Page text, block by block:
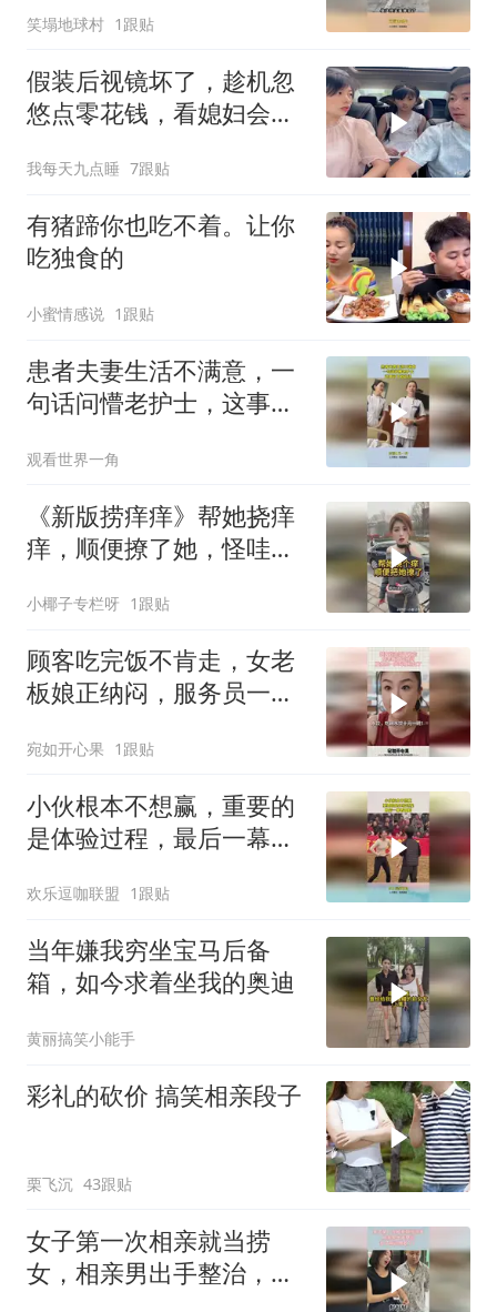
笑塌地球村 1跟贴
假装后视镜坏了，趁机忽
悠点零花钱，看媳妇会不
我每天九点睡 7跟贴
有猪蹄你也吃不着。让你
吃独食的
小蜜情感说 1跟贴
患者夫妻生活不满意，一
句话问懵老护士，这事可
观看世界一角
《新版捞痒痒》帮她挠痒
痒，顺便撩了她，怪哇
小椰子专栏呀 1跟贴
顾客吃完饭不肯走，女老
板娘正纳闷，服务员一声
宛如开心果 1跟贴
小伙根本不想赢，重要的
是体验过程，最后一幕看
欢乐逗咖联盟 1跟贴
当年嫌我穷坐宝马后备
箱，如今求着坐我的奥迪
黄丽搞笑小能手
彩礼的砍价 搞笑相亲段子
栗飞沉 43跟贴
女子第一次相亲就当捞
女，相亲男出手整治，女